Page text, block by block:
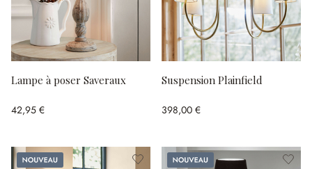
Lampe à poser Saveraux
42,95 €
Suspension Plainfield
398,00 €
Nouveau Nouveau